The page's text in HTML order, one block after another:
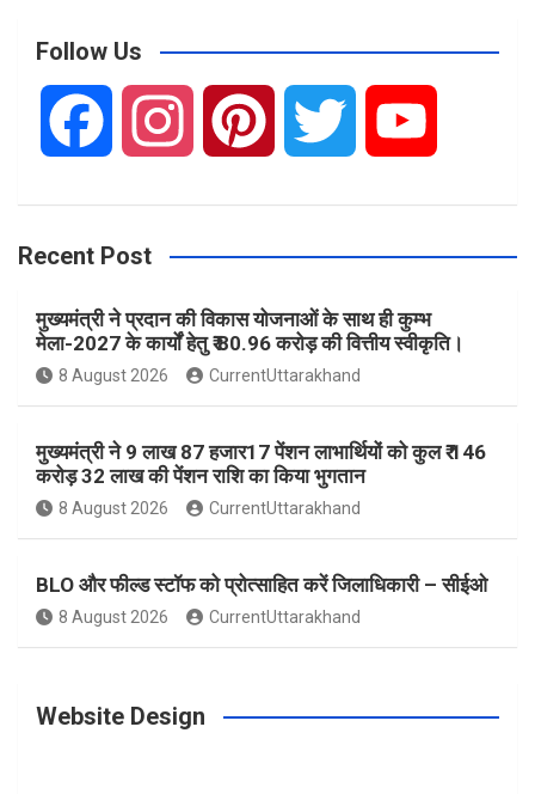
c
Follow Us
c
e
b
o
k
s
t
a
g
a
n
t
e
r
s
i
t
t
e
u
T
u
Recent Post
मुख्यमंत्री ने प्रदान की विकास योजनाओं के साथ ही कुम्भ
मेला-2027 के कार्यों हेतु ₹ 80.96 करोड़ की वित्तीय स्वीकृति।
8 August 2026 CurrentUttarakhand
मुख्यमंत्री ने 9 लाख 87 हजार17 पेंशन लाभार्थियों को कुल ₹ 146
करोड़ 32 लाख की पेंशन राशि का किया भुगतान
8 August 2026 CurrentUttarakhand
BLO और फील्ड स्टॉफ को प्रोत्साहित करें जिलाधिकारी – सीईओ
8 August 2026 CurrentUttarakhand
Website Design